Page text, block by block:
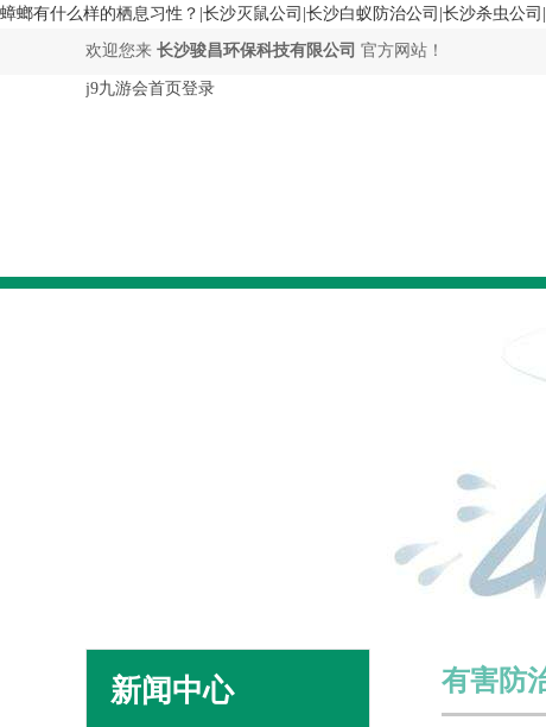
蟑螂有什么样的栖息习性？|长沙灭鼠公司|长沙白蚁防治公司|长沙杀虫公
欢迎您来 长沙骏昌环保科技有限公司 官方网站！
j9九游会首页登录
新闻中心 有害防